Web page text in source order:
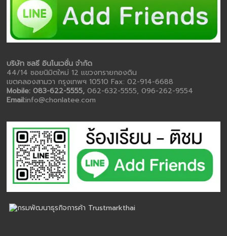
บริษัท ชลธี อินโนเวชั่น จำกัด
44/14 ซอยนิมิตใหม่ 12 แขวงทรายกองดิน
เขตคลองสามวา กรุงเทพฯ 10510 Fax: 02-914-6688
Mobile: 083-622-5555,062-632-5555, 096-262-9554
Email:info@chonlatee.com